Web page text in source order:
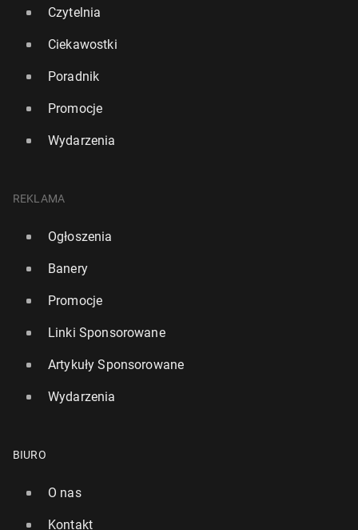
Czytelnia
Ciekawostki
Poradnik
Promocje
Wydarzenia
REKLAMA
Ogłoszenia
Banery
Promocje
Linki Sponsorowane
Artykuły Sponsorowane
Wydarzenia
BIURO
O nas
Kontakt